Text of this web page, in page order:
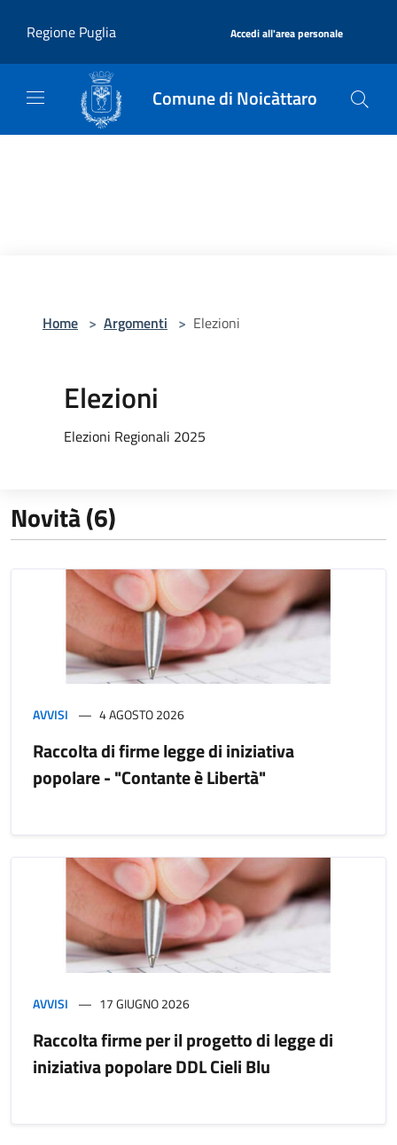
Regione Puglia
Accedi all'area personale
Comune di Noicàttaro
Home > Argomenti > Elezioni
Elezioni
Elezioni Regionali 2025
Novità (6)
AVVISI 4 AGOSTO 2026
Raccolta di firme legge di iniziativa
popolare - "Contante è Libertà"
AVVISI 17 GIUGNO 2026
Raccolta firme per il progetto di legge di
iniziativa popolare DDL Cieli Blu